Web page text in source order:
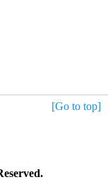
[Go to top]